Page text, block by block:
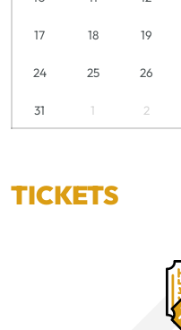
17 18 19
24 25 26
31 1 2
TICKETS